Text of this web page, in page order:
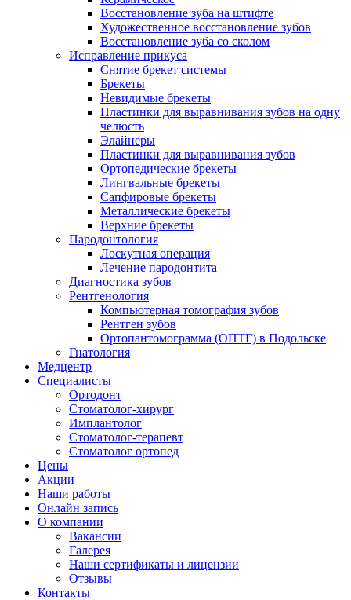
Восстановление зуба на штифте
Художественное восстановление зубов
Восстановление зуба со сколом
Исправление прикуса
Снятие брекет системы
Брекеты
Невидимые брекеты
Пластинки для выравнивания зубов на одну
челюсть
Элайнеры
Пластинки для выравнивания зубов
Ортопедические брекеты
Лингвальные брекеты
Сапфировые брекеты
Металлические брекеты
Верхние брекеты
Пародонтология
Лоскутная операция
Лечение пародонтита
Диагностика зубов
Рентгенология
Компьютерная томография зубов
Рентген зубов
Ортопантомограмма (ОПТГ) в Подольске
Гнатология
Медцентр
Специалисты
Ортодонт
Стоматолог-хирург
Имплантолог
Стоматолог-терапевт
Стоматолог ортопед
Цены
Акции
Наши работы
Онлайн запись
О компании
Вакансии
Галерея
Наши сертификаты и лицензии
Отзывы
Контакты